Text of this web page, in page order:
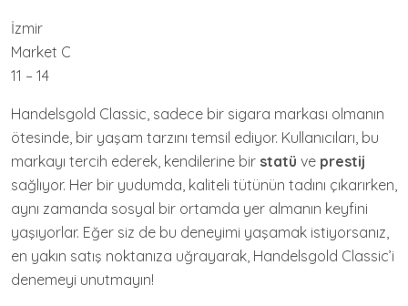
İzmir
Market C
11 – 14
Handelsgold Classic, sadece bir sigara markası olmanın
ötesinde, bir yaşam tarzını temsil ediyor. Kullanıcıları, bu
markayı tercih ederek, kendilerine bir statü ve prestij
sağlıyor. Her bir yudumda, kaliteli tütünün tadını çıkarırken,
aynı zamanda sosyal bir ortamda yer almanın keyfini
yaşıyorlar. Eğer siz de bu deneyimi yaşamak istiyorsanız,
en yakın satış noktanıza uğrayarak, Handelsgold Classic’i
denemeyi unutmayın!